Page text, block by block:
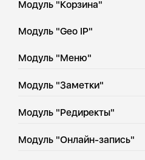
Модуль "Корзина"
Модуль "Geo IP"
Модуль "Меню"
Модуль "Заметки"
Модуль "Редиректы"
Модуль "Онлайн-запись"